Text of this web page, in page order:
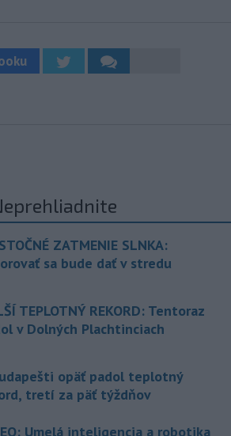
ZATMENIE SLNKA:
sa bude dať v stredu
TEPLOTNÝ REKORD: Tentoraz
v Dolných Plachtinciach
opäť padol teplotný
tretí za päť týždňov
Umelá inteligencia a robotika